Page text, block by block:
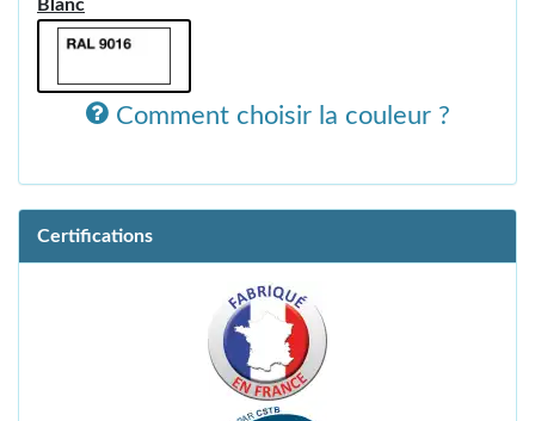
Blanc
Comment choisir la couleur ?
Certifications